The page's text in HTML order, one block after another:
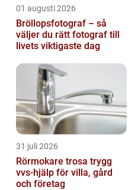
01 augusti 2026
Bröllopsfotograf – så
väljer du rätt fotograf till
livets viktigaste dag
31 juli 2026
Rörmokare trosa trygg
vvs-hjälp för villa, gård
och företag